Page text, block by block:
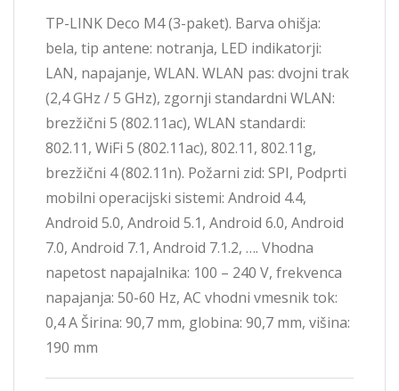
količinaTP-LINK Deco M4 (3-paket). Barva ohišja:
bela, tip antene: notranja, LED indikatorji:
LAN, napajanje, WLAN. WLAN pas: dvojni trak
(2,4 GHz / 5 GHz), zgornji standardni WLAN:
brezžični 5 (802.11ac), WLAN standardi:
802.11, WiFi 5 (802.11ac), 802.11, 802.11g,
brezžični 4 (802.11n). Požarni zid: SPI, Podprti
mobilni operacijski sistemi: Android 4.4,
Android 5.0, Android 5.1, Android 6.0, Android
7.0, Android 7.1, Android 7.1.2, …. Vhodna
napetost napajalnika: 100 – 240 V, frekvenca
napajanja: 50-60 Hz, AC vhodni vmesnik tok:
0,4 A Širina: 90,7 mm, globina: 90,7 mm, višina:
190 mm